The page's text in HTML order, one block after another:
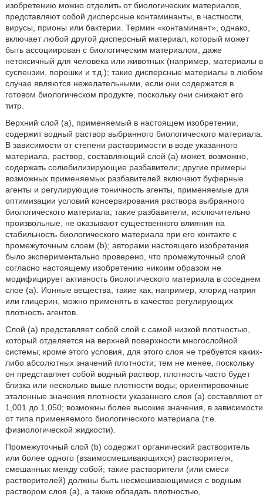
изобретению можно отделить от биологических материалов,
представляют собой дисперсные контаминанты, в частности,
вирусы, прионы или бактерии. Термин «контаминант», однако,
включает любой другой дисперсный материал, который может
быть ассоциирован с биологическим материалом, даже
нетоксичный для человека или животных (например, материалы в
суспензии, порошки и т.д.); такие дисперсные материалы в любом
случае являются нежелательными, если они содержатся в
готовом биологическом продукте, поскольку они снижают его
титр.
Верхний слой (а), применяемый в настоящем изобретении,
содержит водный раствор выбранного биологического материала.
В зависимости от степени растворимости в воде указанного
материала, раствор, составляющий слой (а) может, возможно,
содержать солюбилизирующие разбавители; другие примеры
возможных применяемых разбавителей включают буферные
агенты и регулирующие тоничность агенты, применяемые для
оптимизации условий консервирования раствора выбранного
биологического материала; такие разбавители, исключительно
произвольные, не оказывают существенного влияния на
стабильность биологического материала при его контакте с
промежуточным слоем (b); авторами настоящего изобретения
было экспериментально проверено, что промежуточный слой
согласно настоящему изобретению никоим образом не
модифицирует активность биологического материала в соседнем
слое (а). Ионные вещества, такие как, например, хлорид натрия
или глицерин, можно применять в качестве регулирующих
плотность агентов.
Слой (а) представляет собой слой с самой низкой плотностью,
который отделяется на верхней поверхности многослойной
системы; кроме этого условия, для этого слоя не требуется каких-
либо абсолютных значений плотности; тем не менее, поскольку
он представляет собой водный раствор, плотность часто будет
близка или несколько выше плотности воды; ориентировочные
эталонные значения плотности указанного слоя (а) составляют от
1,001 до 1,050; возможны более высокие значения, в зависимости
от типа применяемого биологического материала (т.е.
физиологической жидкости).
Промежуточный слой (b) содержит органический растворитель
или более одного (взаимосмешивающихся) растворителя,
смешанных между собой; такие растворители (или смеси
растворителей) должны быть несмешивающимися с водным
раствором слоя (а), а также обладать плотностью,